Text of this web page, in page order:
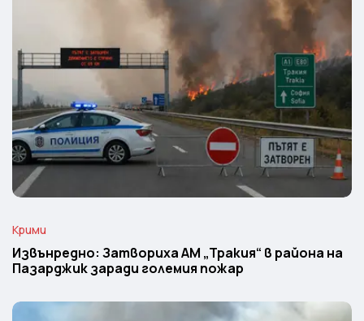
Крими
Извънредно: Затвориха АМ „Тракия“ в района на
Пазарджик заради големия пожар